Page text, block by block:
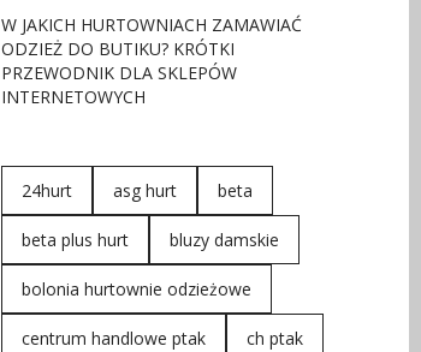
W JAKICH HURTOWNIACH ZAMAWIAĆ
ODZIEŻ DO BUTIKU? KRÓTKI
PRZEWODNIK DLA SKLEPÓW
INTERNETOWYCH
24hurt asg hurt beta
beta plus hurt bluzy damskie
bolonia hurtownie odzieżowe
centrum handlowe ptak ch ptak